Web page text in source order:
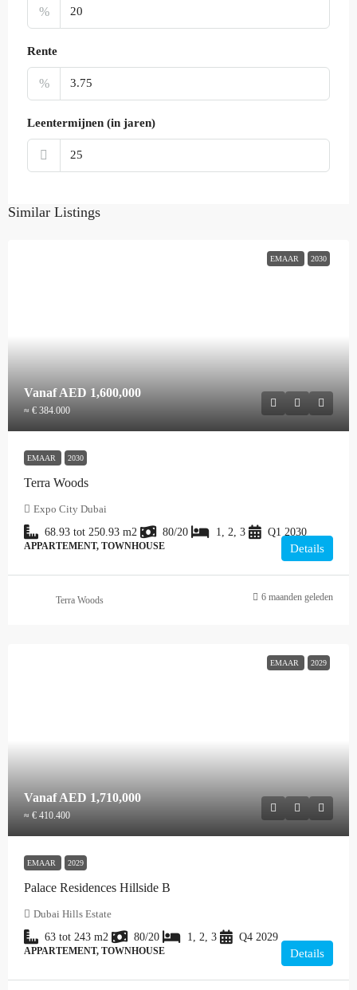
%
Rente
%
Leentermijnen (in jaren)
Similar Listings
EMAAR 2030
VanafAED 1,600,000
≈ € 384.000
EMAAR 2030
Terra Woods
Expo City Dubai
68.93 tot 250.93 m2 80/20 1, 2, 3 Q1 2030
APPARTEMENT, TOWNHOUSE Details
Terra Woods 6 maanden geleden
EMAAR 2029
VanafAED 1,710,000
≈ € 410.400
EMAAR 2029
Palace Residences Hillside B
Dubai Hills Estate
63 tot 243 m2 80/20 1, 2, 3 Q4 2029
APPARTEMENT, TOWNHOUSE Details